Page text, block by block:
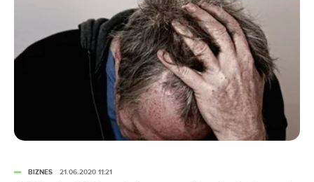
lewicę system zabezpieczeń na bezrobociu.
BIZNES 21.06.2020 11:21